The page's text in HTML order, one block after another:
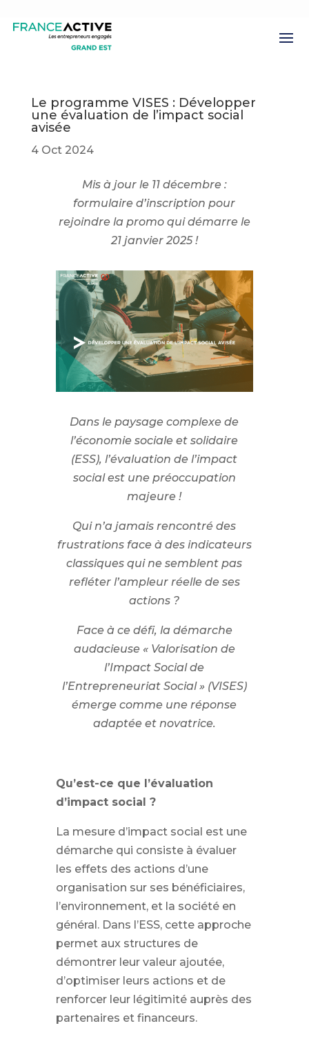
Le programme VISES : Développer
une évaluation de l’impact social
avisée
4 Oct 2024
Mis à jour le 11 décembre :
formulaire d’inscription pour
rejoindre la promo qui démarre le
21 janvier 2025 !
Dans le paysage complexe de
l’économie sociale et solidaire
(ESS), l’évaluation de l’impact
social est une préoccupation
majeure !
Qui n’a jamais rencontré des
frustrations face à des indicateurs
classiques qui ne semblent pas
refléter l’ampleur réelle de ses
actions ?
Face à ce défi, la démarche
audacieuse « Valorisation de
l’Impact Social de
l’Entrepreneuriat Social » (VISES)
émerge comme une réponse
adaptée et novatrice.
Qu’est-ce que l’évaluation
d’impact social ?
La mesure d’impact social est une
démarche qui consiste à évaluer
les effets des actions d’une
organisation sur ses bénéficiaires,
l’environnement, et la société en
général. Dans l’ESS, cette approche
permet aux structures de
démontrer leur valeur ajoutée,
d’optimiser leurs actions et de
renforcer leur légitimité auprès des
partenaires et financeurs.